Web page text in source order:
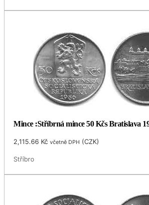
Mince :Stříbrná mince 50 Kčs Bratislava
2,115.66 Kč včetně DPH (CZK)
Stříbro